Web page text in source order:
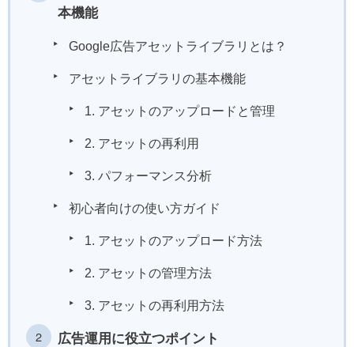
本機能
Google広告アセットライブラリとは？
アセットライブラリの基本機能
1. アセットのアップロードと管理
2. アセットの再利用
3. パフォーマンス分析
初心者向けの使い方ガイド
1. アセットのアップロード方法
2. アセットの管理方法
3. アセットの再利用方法
広告運用に役立つポイント